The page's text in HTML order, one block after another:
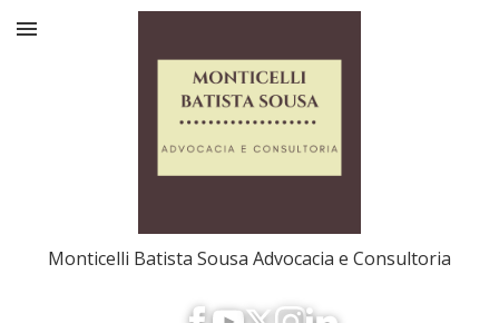
Monticelli Batista Sousa Advocacia e Consultoria